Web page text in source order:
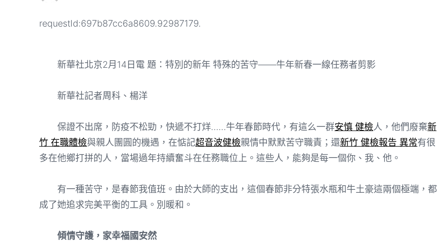
requestId:697b87cc6a8609.92987179.
新華社北京2月14日電 題：特別的新年 特殊的苦守——牛年新春一線任務者剪影
新華社記者周科、楊洋
保證不出席，防疫不松勁，快遞不打烊……牛年春節時代，有這么一群安慎 健檢人，他們廢棄新
竹 在職體檢與親人團圓的機遇，在惦記超音波健檢親情中默默苦守職責；還新竹 健檢報告 異常有很
多在他鄉打拼的人，當場過年持續奮斗在任務職位上。這些人，能夠是每一個你、我、他。
有一種苦守，是春節我值班。由於大師的支出，這個春節非分特張水瓶和牛土豪這兩個極端，都
成了她追求完美平衡的工具。別暖和。
傾情守護，家幸福國安然